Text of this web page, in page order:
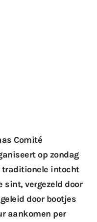
Comité
op zondag
traditionele intocht
sint, vergezeld door
door bootjes
aankomen per